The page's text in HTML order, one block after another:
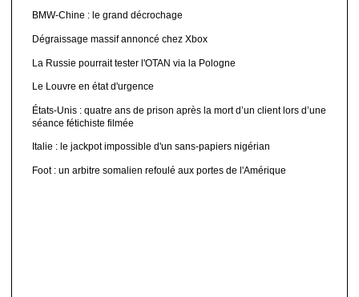
BMW-Chine : le grand décrochage
Dégraissage massif annoncé chez Xbox
La Russie pourrait tester l'OTAN via la Pologne
Le Louvre en état d'urgence
États-Unis : quatre ans de prison après la mort d’un client lors d’une
séance fétichiste filmée
Italie : le jackpot impossible d'un sans-papiers nigérian
Foot : un arbitre somalien refoulé aux portes de l'Amérique